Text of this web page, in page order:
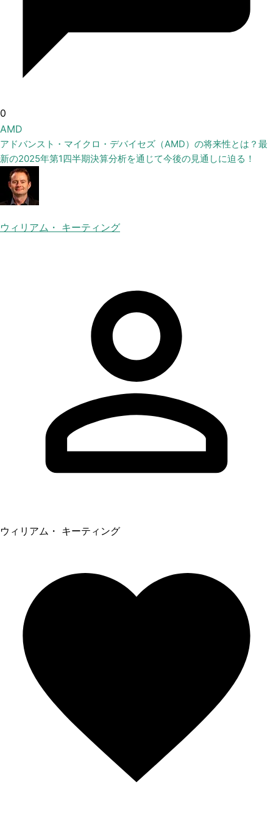
0
AMD
アドバンスト・マイクロ・デバイセズ（AMD）の将来性とは？最
新の2025年第1四半期決算分析を通じて今後の見通しに迫る！
ウィリアム・ キーティング
ウィリアム・ キーティング